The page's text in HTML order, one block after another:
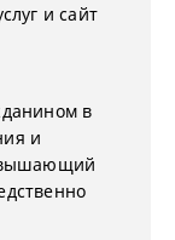
и сайт
в
и